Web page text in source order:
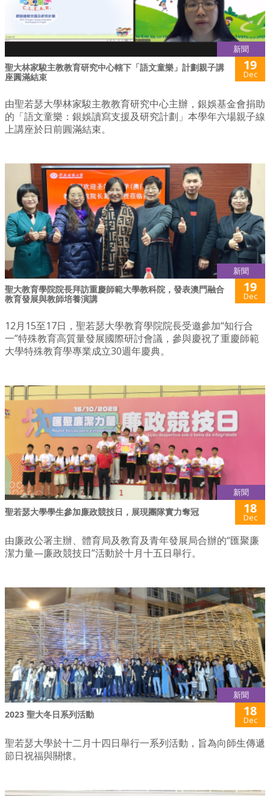
新聞
聖大林家駿主教教育研究中心轄下「語文童樂」計劃親子講
座圓滿結束
19
Dec
由聖若瑟大學林家駿主教教育研究中心主辦，銀娛基金會捐助
的「語文童樂：銀娛讀寫支援及研究計劃」本學年六場親子線
上講座於日前圓滿結束。
新聞
聖大教育學院院長拜訪重慶師範大學教科院，發表澳門融合
教育發展與教師培養演講
19
Dec
12月15至17日，聖若瑟大學教育學院院長受邀參加“知行合
一”特殊教育高質量發展國際研討會議，參與慶祝了重慶師範
大學特殊教育學專業成立30週年慶典。
新聞
聖若瑟大學學生參加廉政競技日，展現團隊實力奪冠 18
Dec
由廉政公署主辦、體育局及教育及青年發展局合辦的“匯聚廉
潔力量—廉政競技日”活動於十月十五日舉行。
新聞
2023 聖大冬日系列活動 18
Dec
聖若瑟大學於十二月十四日舉行一系列活動，旨為向師生傳遞
節日祝福與關懷。